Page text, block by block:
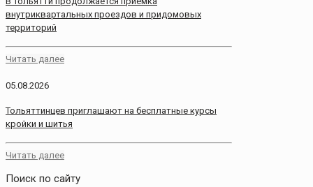
внутриквартальных проездов и придомовых
территорий
Читать далее
05.08.2026
Тольяттинцев приглашают на бесплатные курсы
кройки и шитья
Читать далее
Поиск по сайту